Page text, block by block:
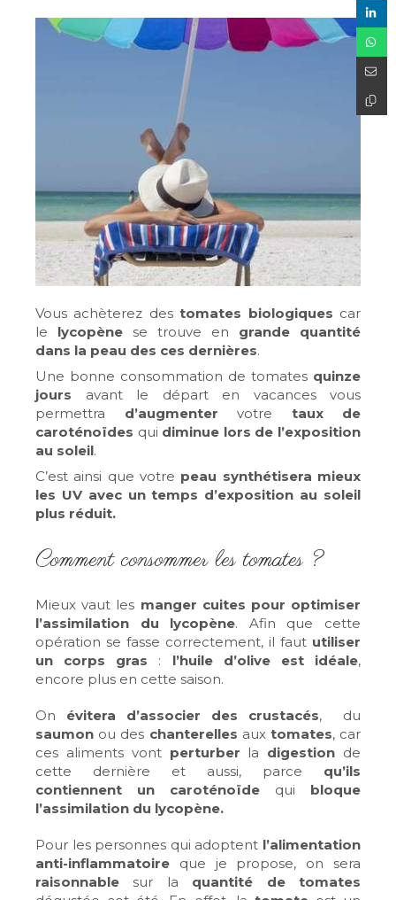
Vous achèterez destomates biologiques car
le lycopène se trouve en grande quantité
dans la peau des ces dernières.
Une bonne consommation de tomates quinze
jours avant le départ en vacances vous
permettra d’augmenter votre taux de
caroténoïdes qui diminue lors de l’exposition
au soleil.
C’est ainsi que votre peau synthétisera mieux
les UV avec un temps d’exposition au soleil
plus réduit.
Comment consommer les tomates ?
Mieux vaut les manger cuites pour optimiser
l’assimilation du lycopène. Afin que cette
opération se fasse correctement, il faut utiliser
un corps gras : l’huile d’olive est idéale,
encore plus en cette saison.
On évitera d’associer des crustacés, du
saumon ou des chanterelles aux tomates, car
ces aliments vont perturber la digestion de
cette dernière et aussi, parce qu’ils
contiennent un caroténoïde qui bloque
l’assimilation du lycopène.
Pour les personnes qui adoptent l’alimentation
anti-inflammatoire que je propose, on sera
raisonnable sur la quantité de tomates